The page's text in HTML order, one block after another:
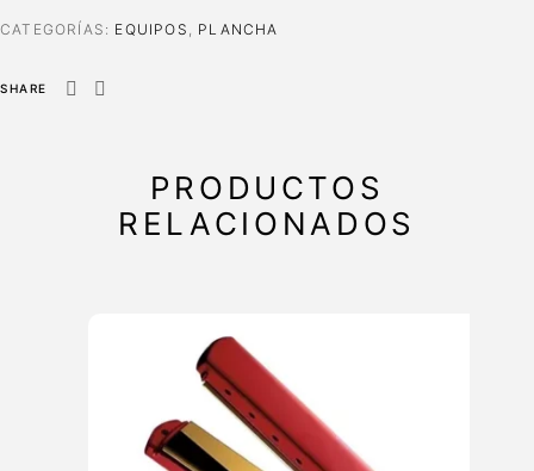
CATEGORÍAS: EQUIPOS PLANCHA
SHARE
PRODUCTOS
RELACIONADOS